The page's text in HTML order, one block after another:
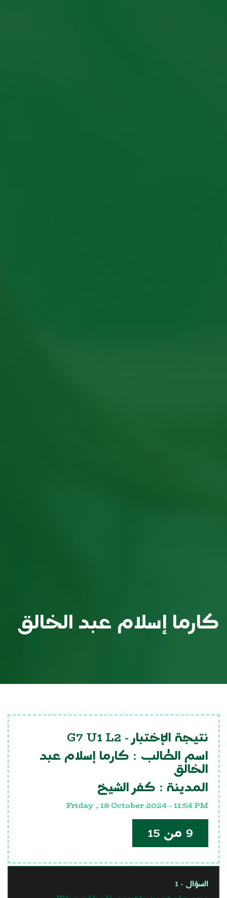
كارما إسلام عبد الخالق
نتيجة الإختبار - G7 U1 L2
اسم الطالب : كارما إسلام عبد
الخالق
المدينة : كفر الشيخ
Friday , 18 October 2024 - 11:54 PM
9 من 15
السؤال - 1